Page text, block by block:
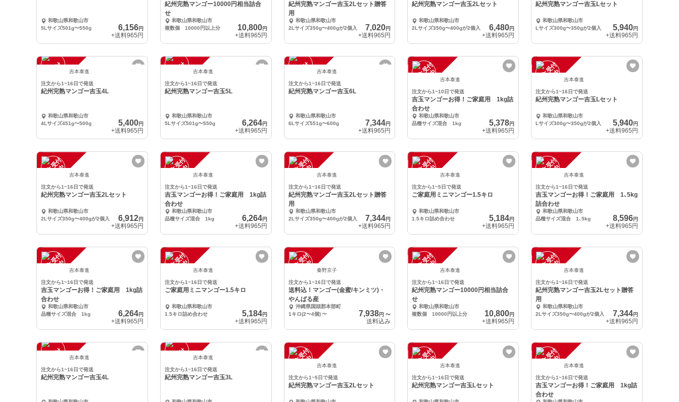
和歌山県和歌山市
5Lサイズ501g〜550g
6,156円
+送料965円
紀州完熟マンゴー10000円相当詰合
せ
和歌山県和歌山市
複数個 10000円以上分
10,800円
+送料965円
紀州完熟マンゴー吉玉2Lセット贈答
用
和歌山県和歌山市
2Lサイズ350g〜400gが2個入
7,020円
+送料965円
紀州完熟マンゴー吉玉2Lセット
和歌山県和歌山市
2Lサイズ350g〜400gが2個入
6,480円
+送料965円
紀州完熟マンゴー吉玉Lセット
和歌山県和歌山市
Lサイズ300g〜350gが2個入
5,940円
+送料965円
注
文
受
付
停
止
中 吉本泰進
注文から1~16日で発送
紀州完熟マンゴー吉玉4L
和歌山県和歌山市
4Lサイズ451g〜500g
5,400円
+送料965円
注
文
受
付
停
止
中 吉本泰進
注文から1~16日で発送
紀州完熟マンゴー吉玉5L
和歌山県和歌山市
5Lサイズ501g〜550g
6,264円
+送料965円
注
文
受
付
停
止
中 吉本泰進
注文から1~16日で発送
紀州完熟マンゴー吉玉6L
和歌山県和歌山市
6Lサイズ551g〜600g
7,344円
+送料965円
注
文
受
付
停
止
中 吉本泰進
注文から1~10日で発送
吉玉マンゴーお得！ご家庭用 1kg詰
合わせ
和歌山県和歌山市
品種サイズ混合 1kg
5,378円
+送料965円
注
文
受
付
停
止
中 吉本泰進
注文から1~16日で発送
紀州完熟マンゴー吉玉Lセット
和歌山県和歌山市
Lサイズ300g〜350gが2個入
5,940円
+送料965円
注
文
受
付
停
止
中 吉本泰進
注文から1~16日で発送
紀州完熟マンゴー吉玉2Lセット
和歌山県和歌山市
2Lサイズ350g〜400gが2個入
6,912円
+送料965円
注
文
受
付
停
止
中 吉本泰進
注文から1~16日で発送
吉玉マンゴーお得！ご家庭用 1kg詰
合わせ
和歌山県和歌山市
品種サイズ混合 1kg
6,264円
+送料965円
注
文
受
付
停
止
中 吉本泰進
注文から1~16日で発送
紀州完熟マンゴー吉玉2Lセット贈答
用
和歌山県和歌山市
2Lサイズ350g〜400gが2個入
7,344円
+送料965円
注
文
受
付
停
止
中 吉本泰進
注文から1~5日で発送
ご家庭用ミニマンゴー1.5キロ
和歌山県和歌山市
1.5キロ詰め合わせ
5,184円
+送料965円
注
文
受
付
停
止
中 吉本泰進
注文から1~16日で発送
吉玉マンゴーお得！ご家庭用 1､5kg
詰合わせ
和歌山県和歌山市
品種サイズ混合 1､5kg
8,596円
+送料965円
注
文
受
付
停
止
中 吉本泰進
注文から1~16日で発送
吉玉マンゴーお得！ご家庭用 1kg詰
合わせ
和歌山県和歌山市
品種サイズ混合 1kg
6,264円
+送料965円
注
文
受
付
停
止
中 吉本泰進
注文から1~16日で発送
ご家庭用ミニマンゴー1.5キロ
和歌山県和歌山市
1.5キロ詰め合わせ
5,184円
+送料965円
注
文
受
付
停
止
中 秦野京子
注文から1~16日で発送
送料込！マンゴー(金蜜/キンミツ)・
やんばる産
沖縄県国頭郡本部町
1キロ(2〜4個) 〜 7,938円〜
送料込み
注
文
受
付
停
止
中 吉本泰進
注文から1~16日で発送
紀州完熟マンゴー10000円相当詰合
せ
和歌山県和歌山市
複数個 10000円以上分
10,800円
+送料965円
注
文
受
付
停
止
中 吉本泰進
注文から1~16日で発送
紀州完熟マンゴー吉玉2Lセット贈答
用
和歌山県和歌山市
2Lサイズ350g〜400gが2個入
7,344円
+送料965円
注
文
受
付
停
止
中 吉本泰進
注文から1~16日で発送
紀州完熟マンゴー吉玉4L
注
文
受
付
停
止
中 吉本泰進
注文から1~16日で発送
紀州完熟マンゴー吉玉3L
注
文
受
付
停
止
中 吉本泰進
注文から1~5日で発送
紀州完熟マンゴー吉玉2Lセット
注
文
受
付
停
止
中 吉本泰進
注文から1~16日で発送
紀州完熟マンゴー吉玉Lセット
注
文
受
付
停
止
中 吉本泰進
注文から1~16日で発送
吉玉マンゴーお得！ご家庭用 1kg詰
合わせ